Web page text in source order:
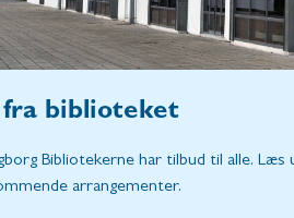
biblioteket
Bibliotekerne har tilbud til alle. Læs
arrangementer.